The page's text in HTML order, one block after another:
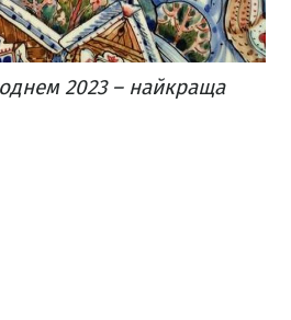
2023 – найкраща